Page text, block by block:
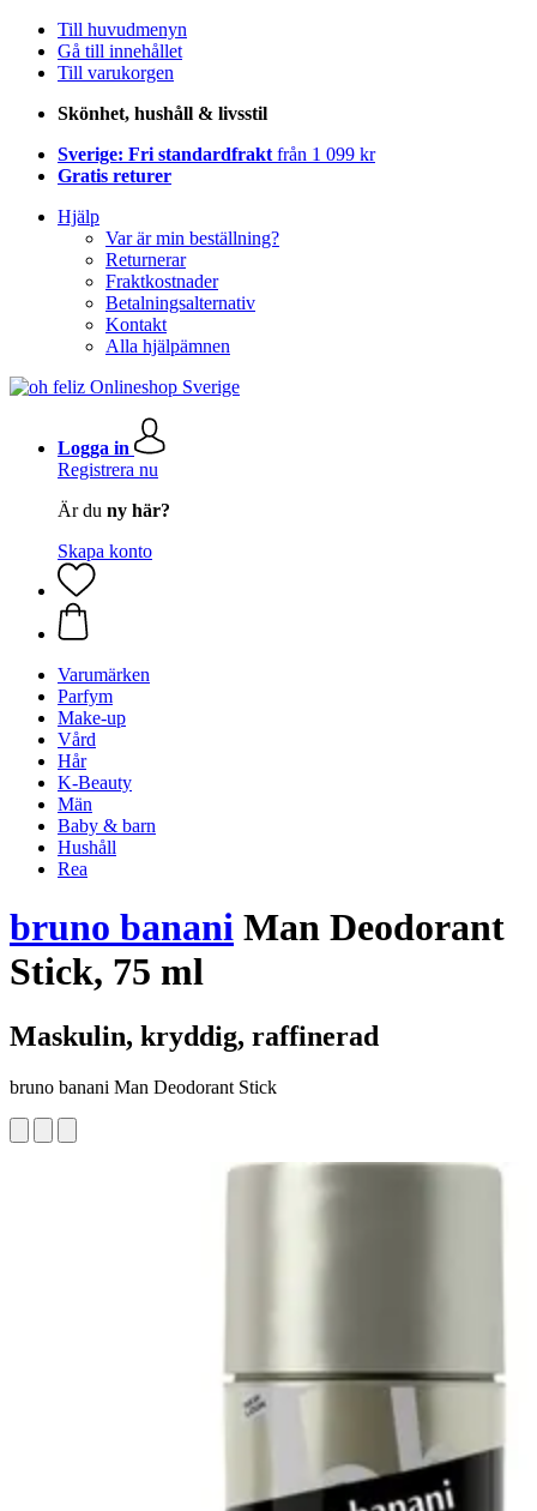
Till huvudmenyn
Gå till innehållet
Till varukorgen
Skönhet, hushåll & livsstil
Sverige: Fri standardfrakt från 1 099 kr
Gratis returer
Hjälp
Var är min beställning?
Returnerar
Fraktkostnader
Betalningsalternativ
Kontakt
Alla hjälpämnen
Logga in
Registrera nu
Är du ny här?
Skapa konto
Varumärken
Parfym
Make-up
Vård
Hår
K-Beauty
Män
Baby & barn
Hushåll
Rea
bruno banani Man Deodorant
Stick, 75 ml
Maskulin, kryddig, raffinerad
bruno banani Man Deodorant Stick